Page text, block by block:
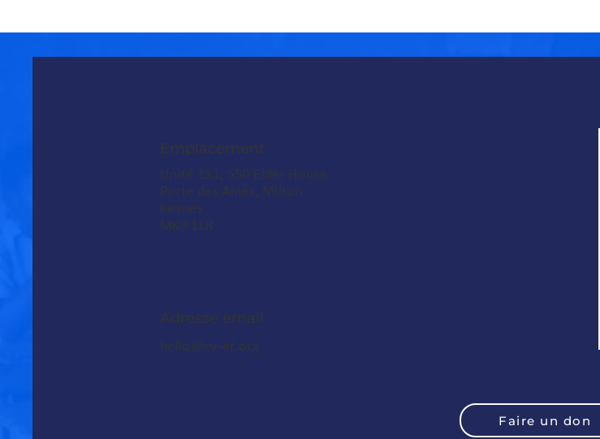
Emplacement
Unité 131, 550 Elder House
Porte des Aînés, Milton
Keynes
MK9 1LR
Adresse email
hello@cv-ef.org
Faire un don